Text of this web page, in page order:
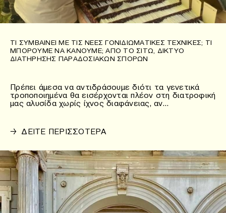
ΤΙ ΣΥΜΒΑΊΝΕΙ ΜΕ ΤΙΣ ΝΈΕΣ ΓΟΝΙΔΙΩΜΑΤΙΚΈΣ ΤΕΧΝΙΚΈΣ; ΤΙ
ΜΠΟΡΟΎΜΕ ΝΑ ΚΆΝΟΥΜΕ; ΑΠΌ ΤΟ ΣΙΤΩ, ΔΊΚΤΥΟ
ΔΙΑΤΉΡΗΣΗΣ ΠΑΡΑΔΟΣΙΑΚΏΝ ΣΠΌΡΩΝ
Πρέπει άμεσα να αντιδράσουμε διότι τα γενετικά
τροποποιημένα θα εισέρχονται πλέον στη διατροφική
μας αλυσίδα χωρίς ίχνος διαφάνειας, αν…
→ ΔΕΙΤΕ ΠΕΡΙΣΣΟΤΕΡΑ